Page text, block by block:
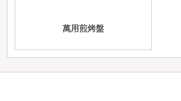
萬用煎烤盤